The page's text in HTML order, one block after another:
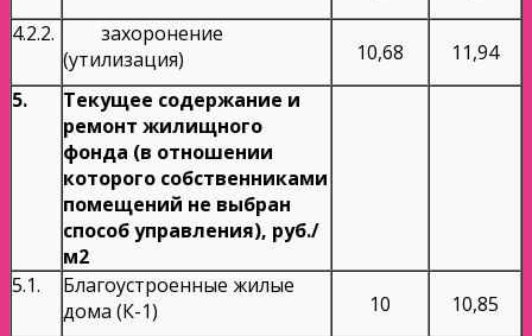
4.2.2.
захоронение
(утилизация)
10,68
11,94
5.
Текущее содержание и
ремонт жилищного
фонда (в отношении
которого собственниками
помещений не выбран
способ управления), руб./
м2
5.1.
Благоустроенные жилые
дома (К-1)
10
10,85